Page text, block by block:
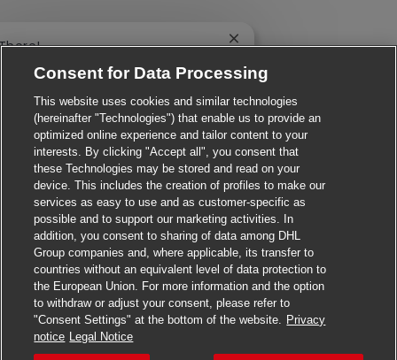
Apply for this job
Consent for Data Processing
This website uses cookies and similar technologies
(hereinafter "Technologies") that enable us to provide an
optimized online experience and tailor content to your
interests. By clicking "Accept all", you consent that
these Technologies may be stored and read on your
device. This includes the creation of profiles to make our
services as easy to use and as customer-specific as
possible and to support our marketing activities. In
addition, you consent to sharing of data among DHL
Group companies and, where applicable, its transfer to
countries without an equivalent level of data protection to
the European Union. For more information and the option
to withdraw or adjust your consent, please refer to
"Consent Settings" at the bottom of the website. Privacy
notice Legal Notice
you interested in this job?
Close chatbot notification
I'm interested Similar Jobs